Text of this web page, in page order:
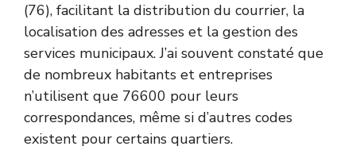
(76), facilitant la distribution du courrier, la
localisation des adresses et la gestion des
services municipaux. J’ai souvent constaté que
de nombreux habitants et entreprises
n’utilisent que 76600 pour leurs
correspondances, même si d’autres codes
existent pour certains quartiers.